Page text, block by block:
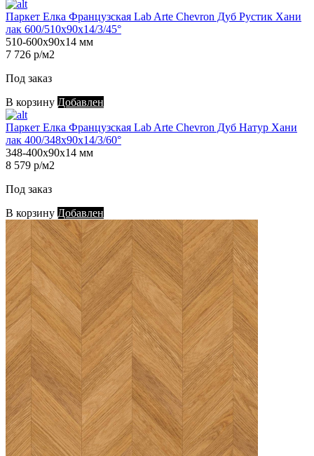
Паркет Елка Французская Lab Arte Chevron Дуб Рустик Хани
лак 600/510х90х14/3/45°
510-600х90х14 мм
7 726 р/м2
Под заказ
В корзину Добавлен
Паркет Елка Французская Lab Arte Chevron Дуб Натур Хани
лак 400/348х90х14/3/60°
348-400х90х14 мм
8 579 р/м2
Под заказ
В корзину Добавлен